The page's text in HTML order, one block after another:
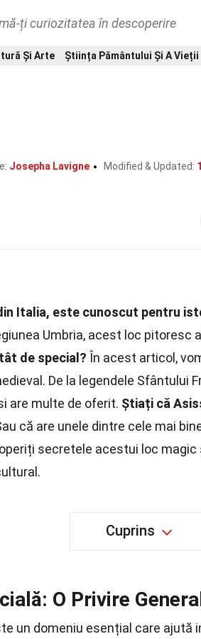
ți curiozitatea în descoperire
Și Arte Știința Pământului Și A Vieții
Josepha Lavigne Modified & Updated:
Italia, este cunoscut pentru
Umbria, acest loc pitoresc
de special? În acest articol,
De la legendele Sfântului
are multe de oferit. Știați că
că are unele dintre cele mai
secretele acestui loc
Cuprins
O Privire
un domeniu esențial care ajută